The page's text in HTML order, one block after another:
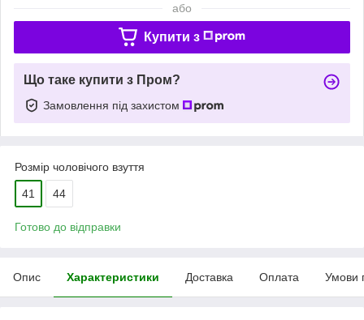
або
Купити з
Що таке купити з Пром?
Замовлення під захистом
Розмір чоловічого взуття
41 44
Готово до відправки
Опис Характеристики Доставка Оплата Умови